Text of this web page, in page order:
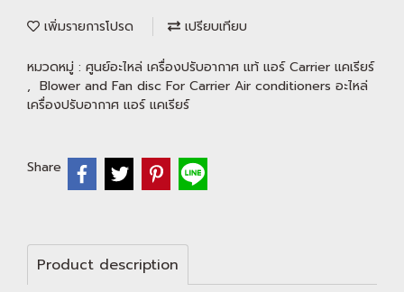
เพิ่มรายการโปรด เปรียบเทียบ
หมวดหมู่ : ศูนย์อะไหล่ เครื่องปรับอากาศ แท้ แอร์ Carrier แคเรียร์
, Blower and Fan disc For Carrier Air conditioners อะไหล่
เครื่องปรับอากาศ แอร์ แคเรียร์
Share
Product description